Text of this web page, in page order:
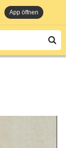
App öffnen